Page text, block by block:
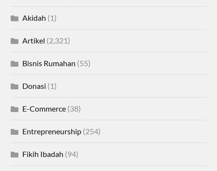
Akidah (1)
Artikel (2,321)
Bisnis Rumahan (55)
Donasi (1)
E-Commerce (38)
Entrepreneurship (254)
Fikih Ibadah (94)